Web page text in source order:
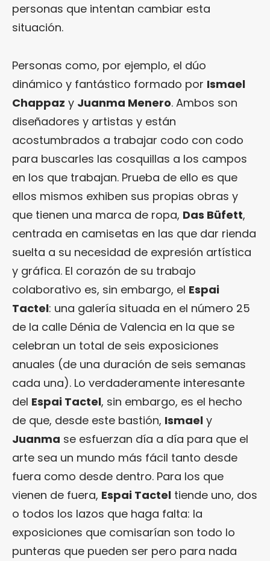
personas que intentan cambiar esta
situación.
Personas como, por ejemplo, el dúo
dinámico y fantástico formado por Ismael
Chappaz y Juanma Menero. Ambos son
diseñadores y artistas y están
acostumbrados a trabajar codo con codo
para buscarles las cosquillas a los campos
en los que trabajan. Prueba de ello es que
ellos mismos exhiben sus propias obras y
que tienen una marca de ropa, Das Büfett,
centrada en camisetas en las que dar rienda
suelta a su necesidad de expresión artística
y gráfica. El corazón de su trabajo
colaborativo es, sin embargo, el Espai
Tactel: una galería situada en el número 25
de la calle Dénia de Valencia en la que se
celebran un total de seis exposiciones
anuales (de una duración de seis semanas
cada una). Lo verdaderamente interesante
del Espai Tactel, sin embargo, es el hecho
de que, desde este bastión, Ismael y
Juanma se esfuerzan día a día para que el
arte sea un mundo más fácil tanto desde
fuera como desde dentro. Para los que
vienen de fuera, Espai Tactel tiende uno, dos
o todos los lazos que haga falta: la
exposiciones que comisarían son todo lo
punteras que pueden ser pero para nada